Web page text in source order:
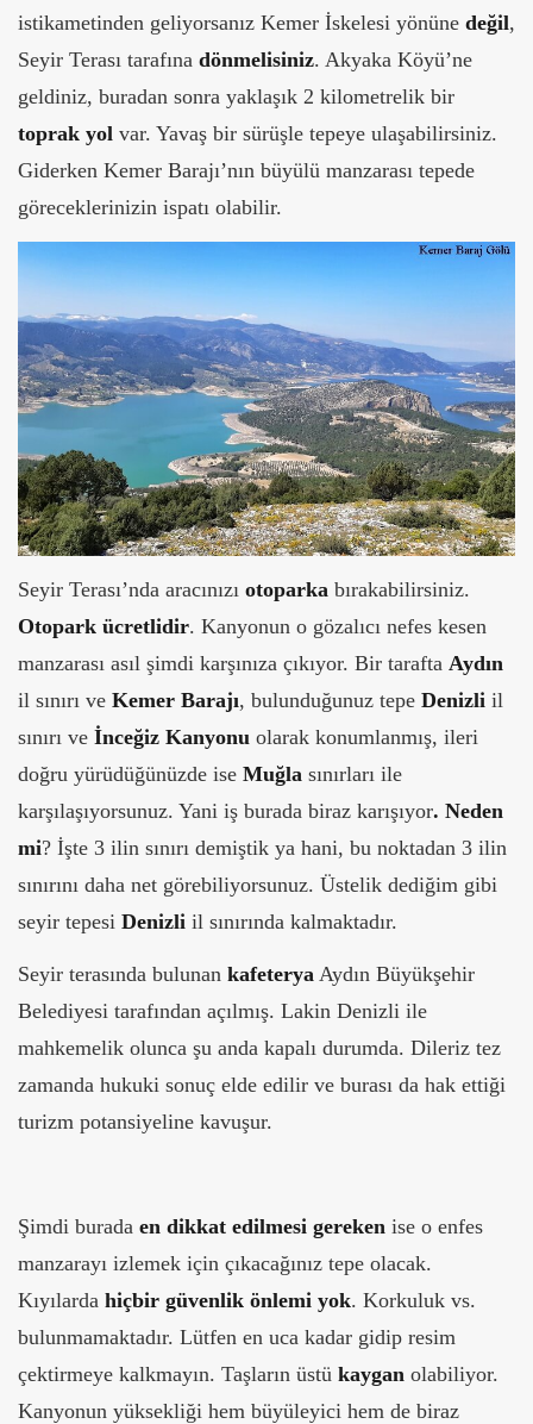
istikametinden geliyorsanız Kemer İskelesi yönüne değil,
Seyir Terası tarafına dönmelisiniz. Akyaka Köyü’ne
geldiniz, buradan sonra yaklaşık 2 kilometrelik bir
toprak yol var. Yavaş bir sürüşle tepeye ulaşabilirsiniz.
Giderken Kemer Barajı’nın büyülü manzarası tepede
göreceklerinizin ispatı olabilir.
Seyir Terası’nda aracınızı otoparka bırakabilirsiniz.
Otopark ücretlidir. Kanyonun o gözalıcı nefes kesen
manzarası asıl şimdi karşınıza çıkıyor. Bir tarafta Aydın
il sınırı ve Kemer Barajı, bulunduğunuz tepe Denizli il
sınırı ve İnceğiz Kanyonu olarak konumlanmış, ileri
doğru yürüdüğünüzde ise Muğla sınırları ile
karşılaşıyorsunuz. Yani iş burada biraz karışıyor. Neden
mi? İşte 3 ilin sınırı demiştik ya hani, bu noktadan 3 ilin
sınırını daha net görebiliyorsunuz. Üstelik dediğim gibi
seyir tepesi Denizli il sınırında kalmaktadır.
Seyir terasında bulunan kafeterya Aydın Büyükşehir
Belediyesi tarafından açılmış. Lakin Denizli ile
mahkemelik olunca şu anda kapalı durumda. Dileriz tez
zamanda hukuki sonuç elde edilir ve burası da hak ettiği
turizm potansiyeline kavuşur.
Şimdi burada en dikkat edilmesi gereken ise o enfes
manzarayı izlemek için çıkacağınız tepe olacak.
Kıyılarda hiçbir güvenlik önlemi yok. Korkuluk vs.
bulunmamaktadır. Lütfen en uca kadar gidip resim
çektirmeye kalkmayın. Taşların üstü kaygan olabiliyor.
Kanyonun yüksekliği hem büyüleyici hem de biraz